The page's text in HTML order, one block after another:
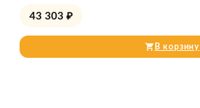
43 303 ₽
В корзину